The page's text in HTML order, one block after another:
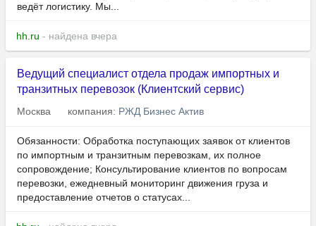
ведёт логистику. Мы...
hh.ru - найдена вчера
Ведущий специалист отдела продаж импортных и
транзитных перевозок (Клиентский сервис)
Москва компания: РЖД Бизнес Актив
Обязанности: Обработка поступающих заявок от клиентов
по импортным и транзитным перевозкам, их полное
сопровождение; Консультирование клиентов по вопросам
перевозки, ежедневный мониторинг движения груза и
предоставление отчетов о статусах...